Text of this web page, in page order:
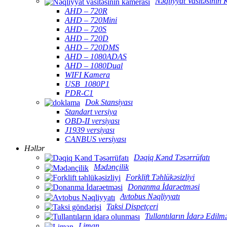
AHD – 720R
AHD – 720Mini
AHD – 720S
AHD – 720D
AHD – 720DMS
AHD – 1080ADAS
AHD – 1080Dual
WIFI Kamera
USB_1080P1
PDR-C1
Dok Stansiyası
Standart versiya
OBD-II versiyası
J1939 versiyası
CANBUS versiyası
Həllər
Dəqiq Kənd Təsərrüfatı
Mədənçilik
Forklift Təhlükəsizliyi
Donanma İdarəetməsi
Avtobus Nəqliyyatı
Taksi Dispetçeri
Tullantıların İdarə